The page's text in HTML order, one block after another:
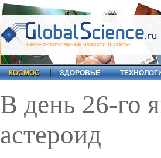
научно-популярные новости и статьи
КОСМОС ЗДОРОВЬЕ
В день 26-го
астероид